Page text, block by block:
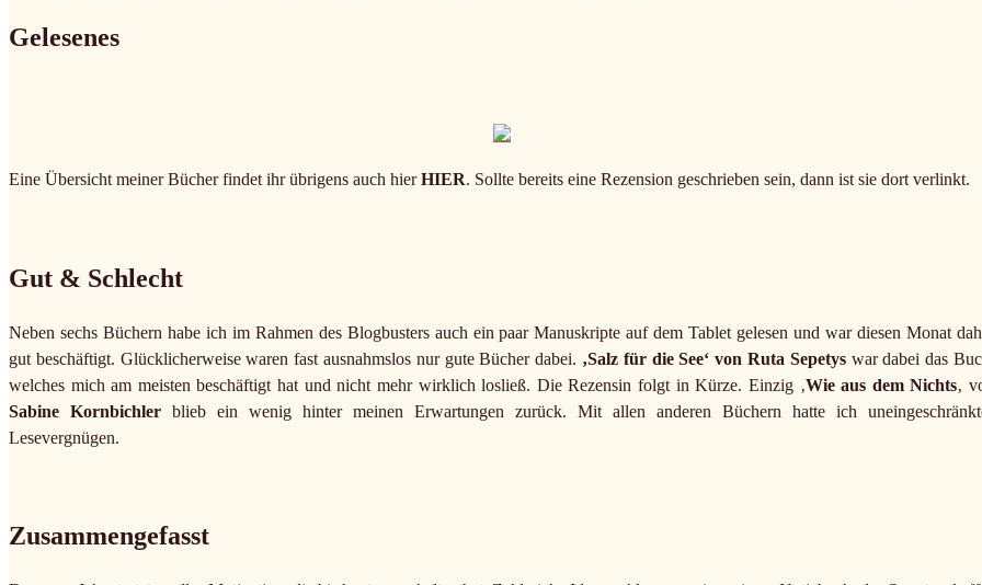
Gelesenes
Eine Übersicht meiner Bücher findet ihr übrigens auch hierHIER. Sollte bereits eine Rezension geschrieben sein, dann ist sie dort verlinkt.
Gut & Schlecht
Neben sechs Büchern habe ich im Rahmen des Blogbusters auch ein paar Manuskripte auf dem Tablet gelesen und war diesen Monat
gut beschäftigt. Glücklicherweise waren fast ausnahmslos nur gute Bücher dabei. ‚Salz für die See‘ von Ruta Sepetyswar dabei das
welches mich am meisten beschäftigt hat und nicht mehr wirklich losließ. Die Rezensin folgt in Kürze. Einzig ‚Wie aus dem Nichts‚
Sabine Kornbichler blieb ein wenig hinter meinen Erwartungen zurück. Mit allen anderen Büchern hatte ich
Lesevergnügen.
Zusammengefasst